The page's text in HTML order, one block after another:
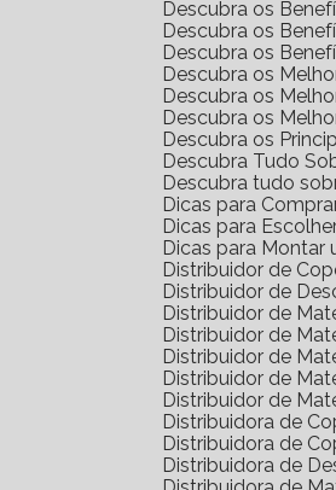
Descubra os
Descubra os
Descubra os
Descubra os
Descubra os
Descubra os
Descubra os
Descubra Tudo
Descubra tudo
Dicas para
Dicas para
Dicas para
Distribuidor de
Distribuidor de
Distribuidor de
Distribuidor de
Distribuidor de
Distribuidor de
Distribuidor de
Distribuidora de
Distribuidora de
Distribuidora de